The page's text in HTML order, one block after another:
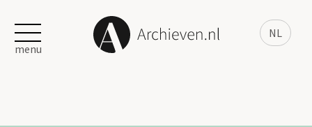
NL
menu